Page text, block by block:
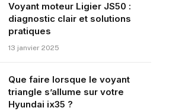
Voyant moteur Ligier JS50 :
diagnostic clair et solutions
pratiques
13 janvier 2025
Que faire lorsque le voyant
triangle s’allume sur votre
Hyundai ix35 ?